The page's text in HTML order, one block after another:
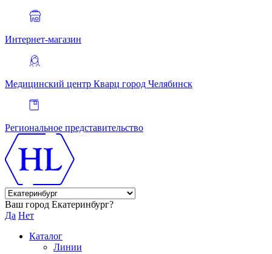
Интернет-магазин
Медицинский центр Кварц город Челябинск
Региональное представительство
Ваш город Екатеринбург?
Да Нет
Каталог
Линии